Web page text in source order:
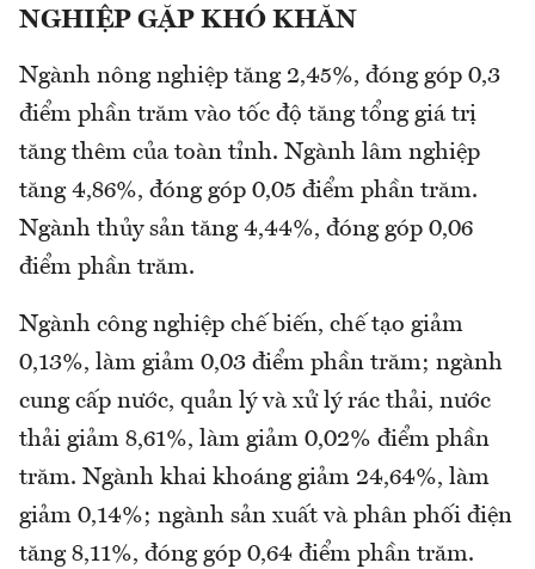
NGHIỆP GẶP KHÓ KHĂN
Ngành nông nghiệp tăng 2,45%, đóng góp 0,3
điểm phần trăm vào tốc độ tăng tổng giá trị
tăng thêm của toàn tỉnh. Ngành lâm nghiệp
tăng 4,86%, đóng góp 0,05 điểm phần trăm.
Ngành thủy sản tăng 4,44%, đóng góp 0,06
điểm phần trăm.
Ngành công nghiệp chế biến, chế tạo giảm
0,13%, làm giảm 0,03 điểm phần trăm; ngành
cung cấp nước, quản lý và xử lý rác thải, nước
thải giảm 8,61%, làm giảm 0,02% điểm phần
trăm. Ngành khai khoáng giảm 24,64%, làm
giảm 0,14%; ngành sản xuất và phân phối điện
tăng 8,11%, đóng góp 0,64 điểm phần trăm.